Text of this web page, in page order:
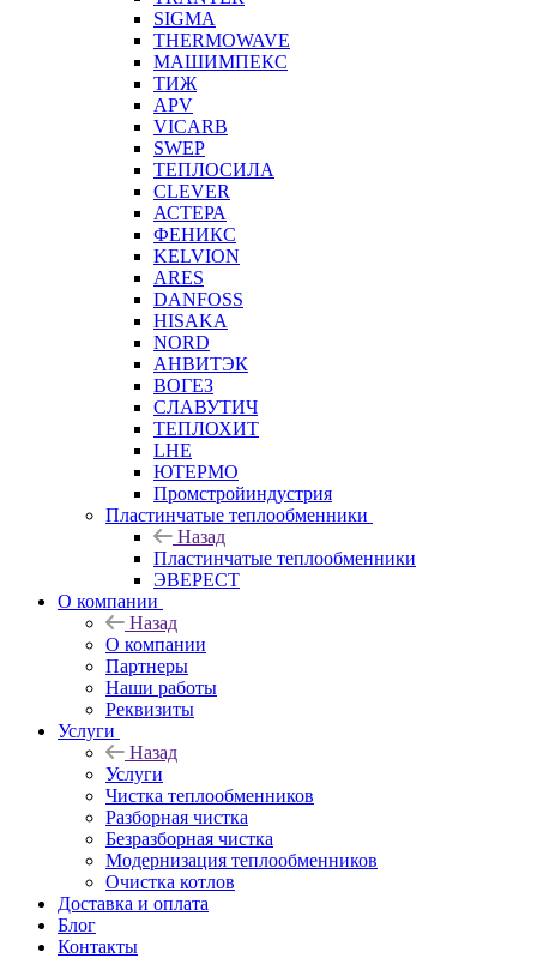
SIGMA
THERMOWAVE
МАШИМПЕКС
ТИЖ
APV
VICARB
SWEP
ТЕПЛОСИЛА
CLEVER
АСТЕРА
ФЕНИКС
KELVION
ARES
DANFOSS
HISAKA
NORD
АНВИТЭК
ВОГЕЗ
СЛАВУТИЧ
ТЕПЛОХИТ
LHE
ЮТЕРМО
Промстройиндустрия
Пластинчатые теплообменники
Назад
Пластинчатые теплообменники
ЭВЕРЕСТ
О компании
Назад
О компании
Партнеры
Наши работы
Реквизиты
Услуги
Назад
Услуги
Чистка теплообменников
Разборная чистка
Безразборная чистка
Модернизация теплообменников
Очистка котлов
Доставка и оплата
Блог
Контакты